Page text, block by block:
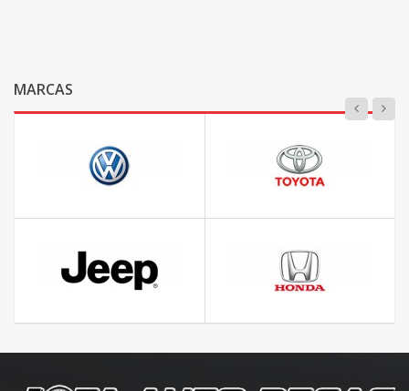
MARCAS